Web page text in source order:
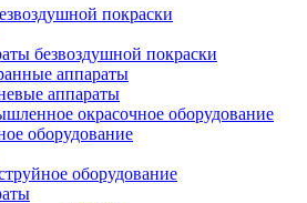
покраски
безвоздушной покраски
аппараты
аппараты
окрасочное оборудование
оборудование
оборудование